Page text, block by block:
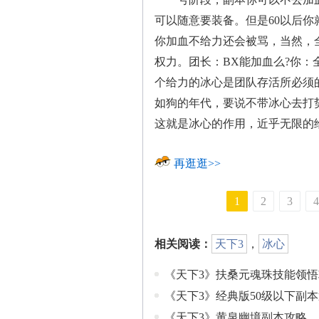
可以随意要装备。但是60以后
你加血不给力还会被骂，当然
权力。团长：BX能加血么?你：
个给力的冰心是团队存活所必
如狗的年代，要说不带冰心去
这就是冰心的作用，近乎无限
再逛逛>>
1 2 3 4
相关阅读： 天下3 ， 冰心
《天下3》扶桑元魂珠技能领
《天下3》经典版50级以下副